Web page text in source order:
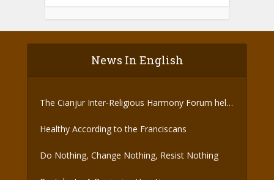
News In English
The Cianjur Inter-Religious Harmony Forum held
Healthy According to the Franciscans
Do Nothing, Change Nothing, Resist Nothing